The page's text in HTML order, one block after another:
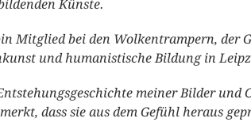
Künste.
Mitglied bei den Wolkentrampern, der
und humanistische Bildung in
meiner Bilder und
dass sie aus dem Gefühl heraus